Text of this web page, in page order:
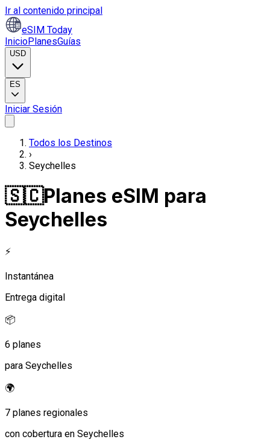
Ir al contenido principal
eSIM Today
InicioPlanesGuías
USD
ES
Iniciar Sesión
Todos los Destinos
›
Seychelles
🇸🇨Planes eSIM para
Seychelles
⚡
Instantánea
Entrega digital
📦
6 planes
para Seychelles
🌍
7 planes regionales
con cobertura en Seychelles